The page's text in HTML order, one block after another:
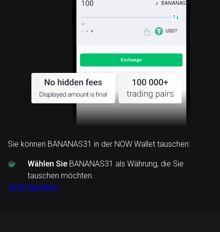
BANANAS31
Sie können BANANAS31 in der NOW Wallet tauschen:
Wählen Sie BANANAS31 als Währung, die Sie
tauschen möchten.
Jetzt tauschen